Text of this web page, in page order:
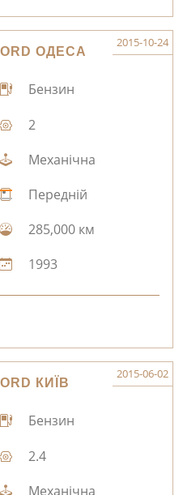
ОДЕСА
2015-10-24
Бензин
2
Механічна
Передній
285,000 км
1993
КИЇВ
2015-06-02
Бензин
2.4
Механічна